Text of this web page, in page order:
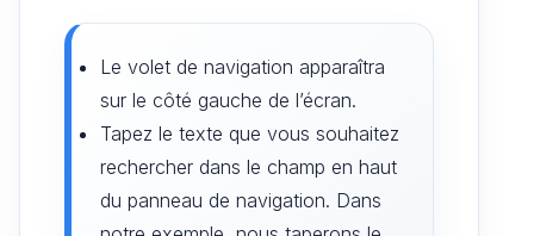
Le volet de navigation apparaîtra
sur le côté gauche de l’écran.
Tapez le texte que vous souhaitez
rechercher dans le champ en haut
du panneau de navigation. Dans